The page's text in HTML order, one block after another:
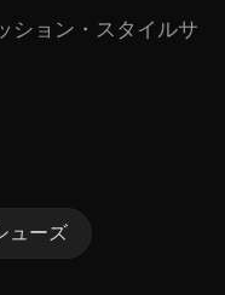
ション・スタイルサ
ューズ